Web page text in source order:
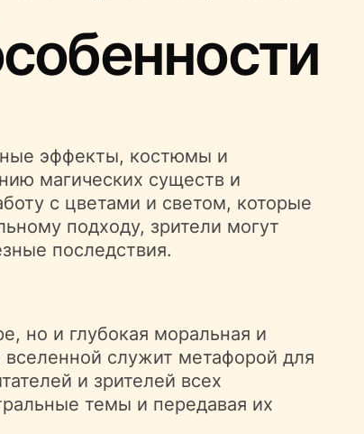
эффекты, костюмы и
магических существ и
с цветами и светом, которые
подходу, зрители могут
последствия.
но и глубокая моральная и
служит метафорой для
и зрителей всех
темы и передавая их